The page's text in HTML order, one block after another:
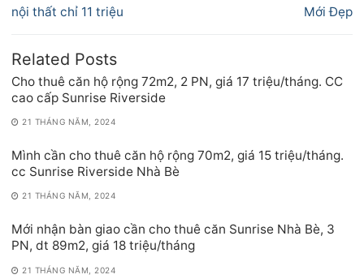
viết
nội thất chỉ 11 triệu
Mới Đẹp
Related Posts
Cho thuê căn hộ rộng 72m2, 2 PN, giá 17 triệu/tháng. CC
cao cấp Sunrise Riverside
21 THÁNG NĂM, 2024
Mình cần cho thuê căn hộ rộng 70m2, giá 15 triệu/tháng.
cc Sunrise Riverside Nhà Bè
21 THÁNG NĂM, 2024
Mới nhận bàn giao cần cho thuê căn Sunrise Nhà Bè, 3
PN, dt 89m2, giá 18 triệu/tháng
21 THÁNG NĂM, 2024